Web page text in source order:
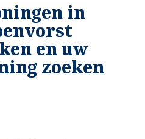
in
en uw
zoeken